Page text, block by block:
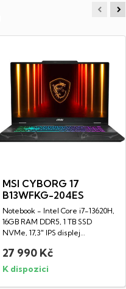
MSI CYBORG 17
B13WFKG-204ES
Notebook - Intel Core i7-13620H,
16GB RAM DDR5, 1 TB SSD
NVMe, 17,3" IPS displej
27 990 Kč
K dispozici